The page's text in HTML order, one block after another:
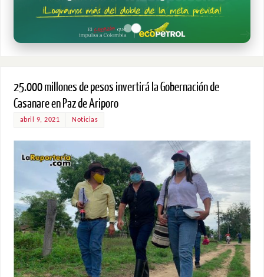
25.000 millones de pesos invertirá la Gobernación de
Casanare en Paz de Ariporo
abril 9, 2021 Noticias